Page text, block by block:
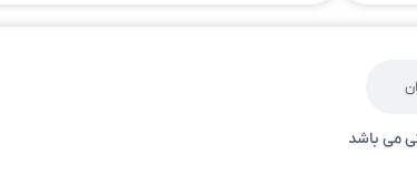
می باشد